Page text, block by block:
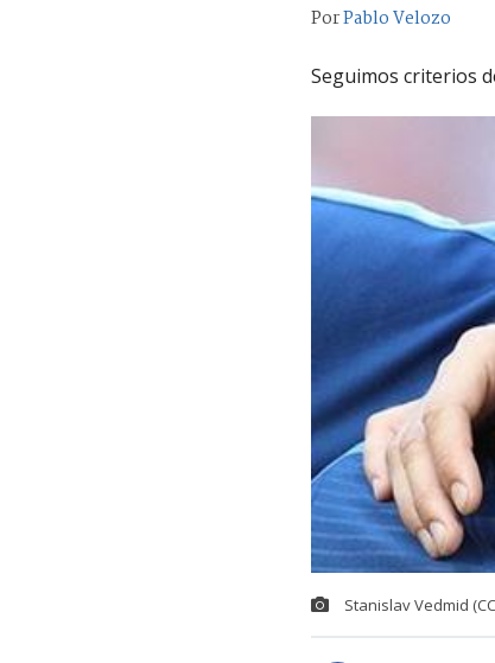
PorPablo Velozo
Seguimos criterios
Stanislav Vedmid